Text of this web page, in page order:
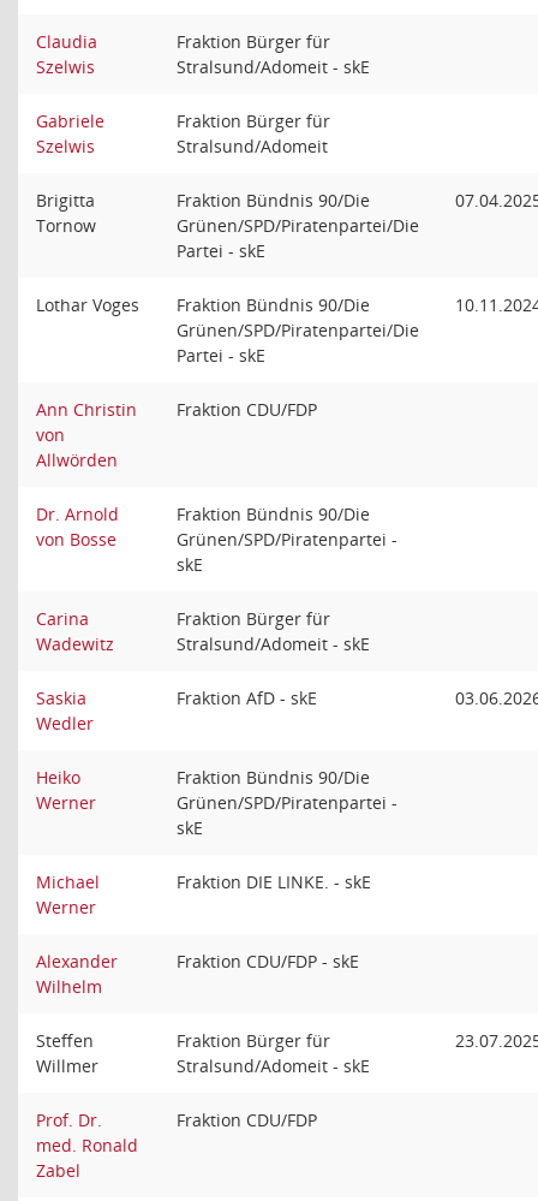
Claudia
Szelwis
Fraktion Bürger für
Stralsund/Adomeit - skE
Gabriele
Szelwis
Fraktion Bürger für
Stralsund/Adomeit
Brigitta
Tornow
Fraktion Bündnis 90/Die
Grünen/SPD/Piratenpartei/Die
Partei - skE
Lothar Voges
Fraktion Bündnis 90/Die
Grünen/SPD/Piratenpartei/Die
Partei - skE
Ann Christin
von
Allwörden
Fraktion CDU/FDP
Dr. Arnold
von Bosse
Fraktion Bündnis 90/Die
Grünen/SPD/Piratenpartei -
skE
Carina
Wadewitz
Fraktion Bürger für
Stralsund/Adomeit - skE
Saskia
Wedler
Fraktion AfD - skE
Heiko
Werner
Fraktion Bündnis 90/Die
Grünen/SPD/Piratenpartei -
skE
Michael
Werner
Fraktion DIE LINKE. - skE
Alexander
Wilhelm
Fraktion CDU/FDP - skE
Steffen
Willmer
Fraktion Bürger für
Stralsund/Adomeit - skE
Prof. Dr.
med. Ronald
Zabel
Fraktion CDU/FDP